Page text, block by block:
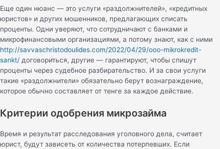
Еще один нюанс — это услуги «раздолжнителей», «кредитных
юристов» и других мошенников, предлагающих списать
проценты. Одни уверяют, что сотрудничают с банками и
микрофинансовыми организациями, а потому знают, как с ними
http://savvaschristodoulides.com/2022/04/29/ooo-mikrokredit-
sankt/ договориться, другие — гарантируют, чтобы спишут
проценты через судебное разбирательство. И за свои услуги
такие «раздолжнители» обязательно берут вознаграждение,
которое обычно составляет от тенге за каждое действие.
Критерии одобрения микрозайма
Время и результат расследования уголовного дела, считает
юрист, будут зависеть от количества потерпевших. Если